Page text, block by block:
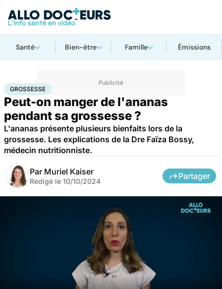
Santé Bien-être Famille Émissions
AccueilBien-être Grossesse
GROSSESSE
Peut-on manger de l'ananas
pendant sa grossesse ?
L'ananas présente plusieurs bienfaits lors de la
grossesse. Les explications de la Dre Faïza Bossy,
médecin nutritionniste.
Par Muriel Kaiser
Rédigé le 10/10/2024
Partager